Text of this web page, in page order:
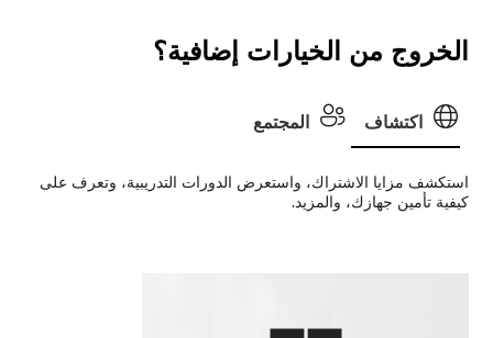
الخروج من الخيارات إضافية؟
اكتشاف المجتمع
استكشف مزايا الاشتراك، واستعرض الدورات التدريبية، وتعرف على
كيفية تأمين جهازك، والمزيد.